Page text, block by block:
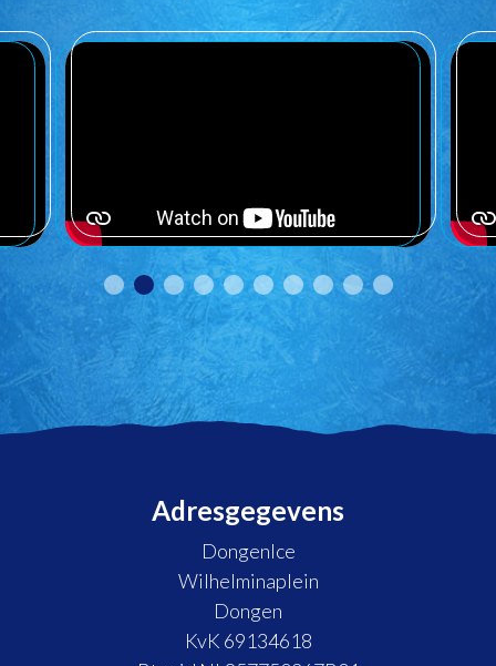
Adresgegevens
DongenIce
Wilhelminaplein
Dongen
KvK 69134618